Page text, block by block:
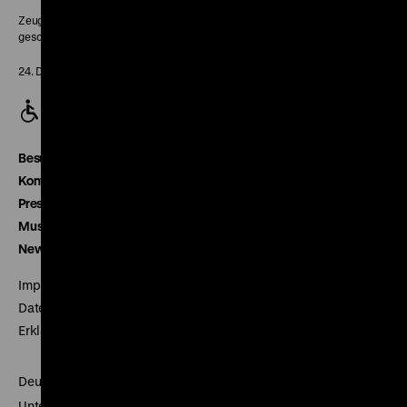
Zeughaus:
geschlossen
24. Dezember geschlossen
Besucherservice
Kontakt
Presse
Museumsverein
Newsletter
Impressum
Datenschutz
Erklärung digitale Barrierefreiheit
Deutsches Historisches Museum